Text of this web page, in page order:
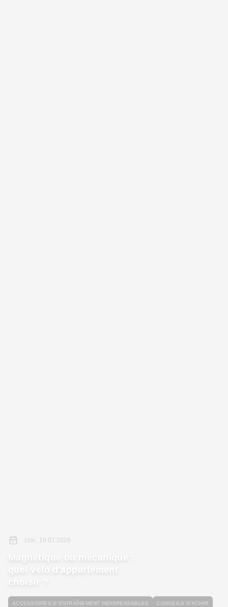
czw., 16.07.2026
Magnétique ou mécanique :
quel vélo d'appartement
choisir ?
ACCESSOIRES D’ENTRAÎNEMENT INDISPENSABLES CONSEILS D’ACHAT